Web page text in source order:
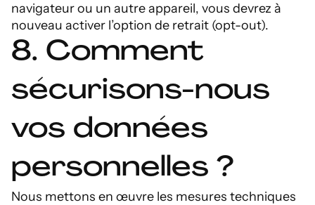
navigateur ou un autre appareil, vous devrez à
nouveau activer l’option de retrait (opt-out).
8. Comment
sécurisons-nous
vos données
personnelles ?
Nous mettons en œuvre les mesures techniques